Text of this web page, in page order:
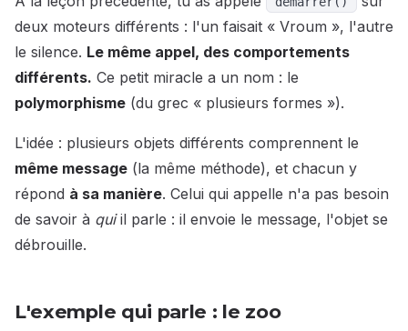
deux moteurs différents : l'un faisait « Vroum », l'autre
le silence. Le même appel, des comportements
différents. Ce petit miracle a un nom : le
polymorphisme (du grec « plusieurs formes »).
L'idée : plusieurs objets différents comprennent le
même message (la même méthode), et chacun y
répond à sa manière. Celui qui appelle n'a pas besoin
de savoir à quiil parle : il envoie le message, l'objet se
débrouille.
L'exemple qui parle : le zoo